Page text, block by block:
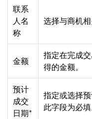
联系
人名
称
选择与商机相
金额
指定在完成
得的金额。
预计
成交
日期*
指定或选择预
此字段为必填